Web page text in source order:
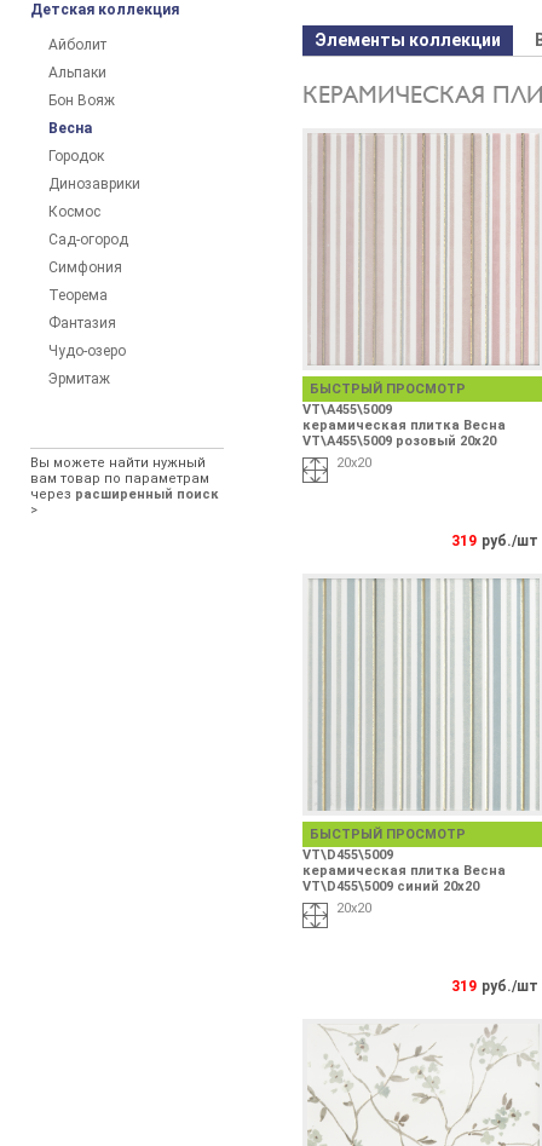
Детская коллекция
Айболит
Альпаки
Бон Вояж
Весна
Городок
Динозаврики
Космос
Сад-огород
Симфония
Теорема
Фантазия
Чудо-озеро
Эрмитаж
Вы можете найти нужный
вам товар по параметрам
через расширенный поиск
>
Элементы коллекции
КЕРАМИЧЕСКАЯ
БЫСТРЫЙ ПРОСМОТР
VT\A455\5009
керамическая плитка Весна
VT\A455\5009 розовый 20х20
20х20
319 руб./шт
БЫСТРЫЙ ПРОСМОТР
VT\D455\5009
керамическая плитка Весна
VT\D455\5009 синий 20х20
20х20
319 руб./шт